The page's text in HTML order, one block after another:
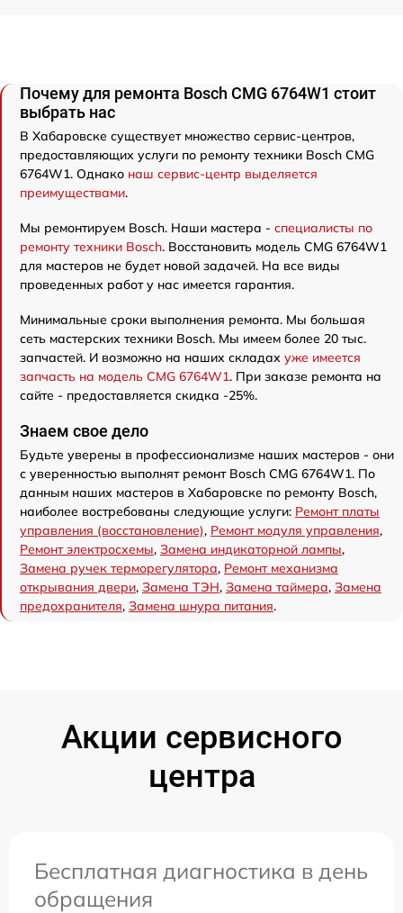
Почему для ремонта Bosch CMG 6764W1 стоит
выбрать нас
В Хабаровске существует множество сервис-центров,
предоставляющих услуги по ремонту техники Bosch CMG
6764W1. Однако наш сервис-центр выделяется
преимуществами.
Мы ремонтируем Bosch. Наши мастера - специалисты по
ремонту техники Bosch. Восстановить модель CMG 6764W1
для мастеров не будет новой задачей. На все виды
проведенных работ у нас имеется гарантия.
Минимальные сроки выполнения ремонта. Мы большая
сеть мастерских техники Bosch. Мы имеем более 20 тыс.
запчастей. И возможно на наших складах уже имеется
запчасть на модель CMG 6764W1. При заказе ремонта на
сайте - предоставляется скидка -25%.
Знаем свое дело
Будьте уверены в профессионализме наших мастеров - они
с уверенностью выполнят ремонт Bosch CMG 6764W1. По
данным наших мастеров в Хабаровске по ремонту Bosch,
наиболее востребованы следующие услуги: Ремонт платы
управления (восстановление), Ремонт модуля управления,
Ремонт электросхемы, Замена индикаторной лампы,
Замена ручек терморегулятора, Ремонт механизма
открывания двери, Замена ТЭН, Замена таймера, Замена
предохранителя, Замена шнура питания.
Акции сервисного
центра
Бесплатная диагностика в день
обращения